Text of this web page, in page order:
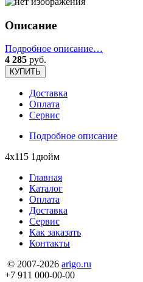
Описание
Подробное описание…
4 285 руб.
КУПИТЬ
Доставка
Оплата
Сервис
Подробное описание
4х115 1дюйм
Главная
Каталог
Оплата
Доставка
Сервис
Как заказать
Контакты
© 2007-2026 arigo.ru
+7 911 000-00-00